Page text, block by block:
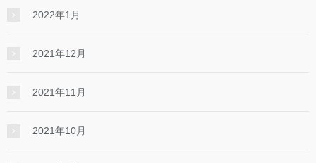
2022年1月
2021年12月
2021年11月
2021年10月